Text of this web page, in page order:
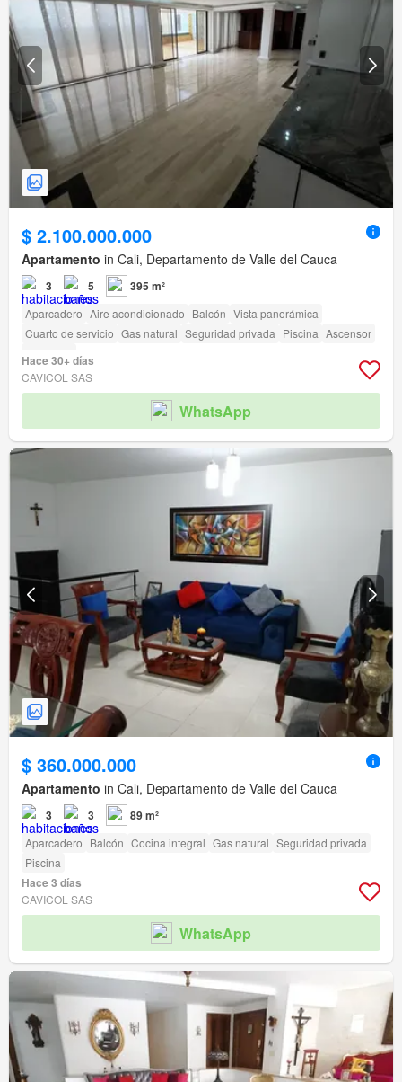
$ 2.100.000.000
Apartamento in Cali, Departamento de Valle del Cauca
3 5 395 m²
Aparcadero Aire acondicionado Balcón Vista panorámica
Cuarto de servicio Gas natural Seguridad privada Piscina Ascensor
Barbecue
Hace 30+ días
CAVICOL SAS
WhatsApp
$ 360.000.000
Apartamento in Cali, Departamento de Valle del Cauca
3 3 89 m²
Aparcadero Balcón Cocina integral Gas natural Seguridad privada
Piscina
Hace 3 días
CAVICOL SAS
WhatsApp